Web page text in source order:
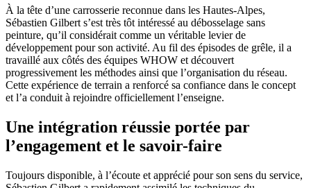
À la tête d’une carrosserie reconnue dans les Hautes-Alpes,
Sébastien Gilbert s’est très tôt intéressé au débosselage sans
peinture, qu’il considérait comme un véritable levier de
développement pour son activité. Au fil des épisodes de grêle, il a
travaillé aux côtés des équipes WHOW et découvert
progressivement les méthodes ainsi que l’organisation du réseau.
Cette expérience de terrain a renforcé sa confiance dans le concept
et l’a conduit à rejoindre officiellement l’enseigne.
Une intégration réussie portée par
l’engagement et le savoir-faire
Toujours disponible, à l’écoute et apprécié pour son sens du service,